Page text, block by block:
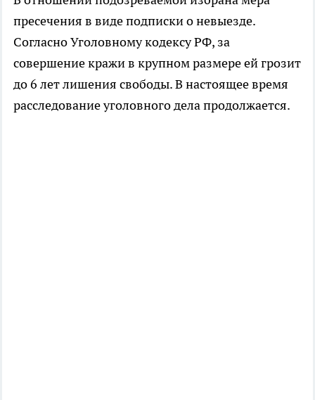
пресечения в виде подписки о невыезде.
Согласно Уголовному кодексу РФ, за
совершение кражи в крупном размере ей грозит
до 6 лет лишения свободы. В настоящее время
расследование уголовного дела продолжается.